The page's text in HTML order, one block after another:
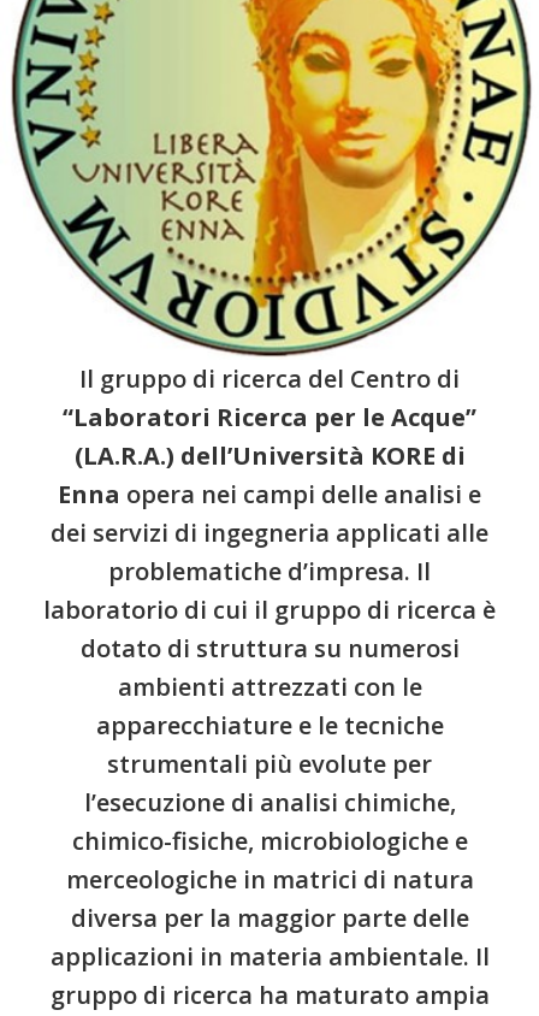
Il gruppo di ricerca del Centro di
“Laboratori Ricerca per le Acque”
(LA.R.A.) dell’Università KORE di
Enna opera nei campi delle analisi e
dei servizi di ingegneria applicati alle
problematiche d’impresa. Il
laboratorio di cui il gruppo di ricerca è
dotato di struttura su numerosi
ambienti attrezzati con le
apparecchiature e le tecniche
strumentali più evolute per
l’esecuzione di analisi chimiche,
chimico-fisiche, microbiologiche e
merceologiche in matrici di natura
diversa per la maggior parte delle
applicazioni in materia ambientale. Il
gruppo di ricerca ha maturato ampia